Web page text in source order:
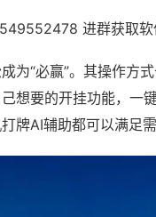
进群获取软
为“必赢”。其操作方
想要的开挂功能，一
牌AI辅助都可以满足需